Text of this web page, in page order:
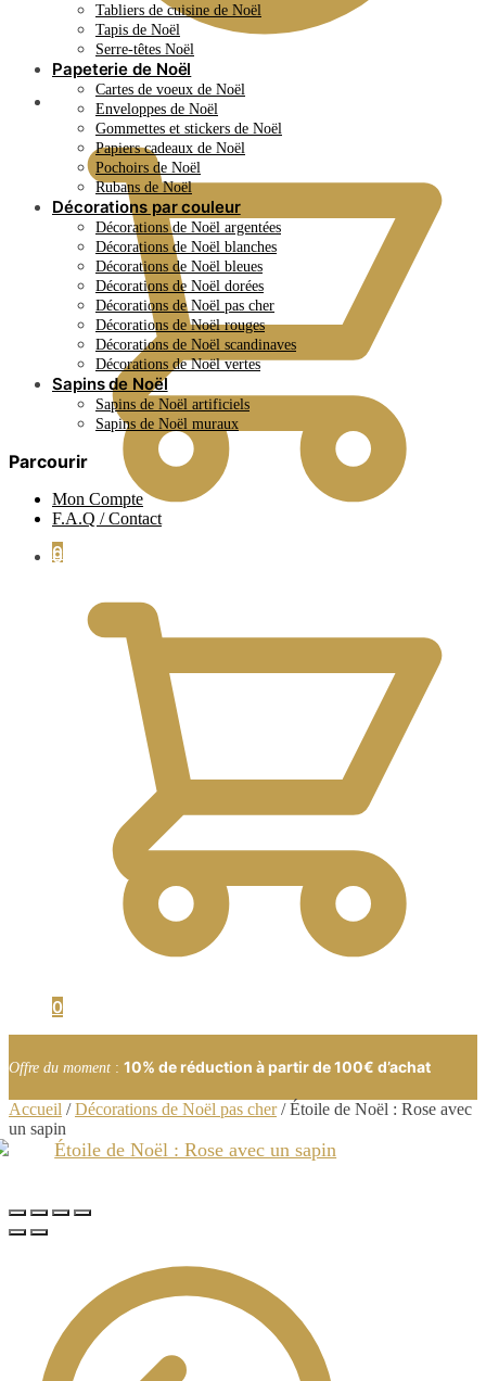
0.00 €
0
Tabliers de cuisine de Noël
Tapis de Noël
Serre-têtes Noël
Papeterie de Noël
Cartes de voeux de Noël
Enveloppes de Noël
Gommettes et stickers de Noël
Papiers cadeaux de Noël
Pochoirs de Noël
Rubans de Noël
Décorations par couleur
Décorations de Noël argentées
Décorations de Noël blanches
Décorations de Noël bleues
Décorations de Noël dorées
Décorations de Noël pas cher
Décorations de Noël rouges
Décorations de Noël scandinaves
Décorations de Noël vertes
Sapins de Noël
Sapins de Noël artificiels
Sapins de Noël muraux
Parcourir
Mon Compte
F.A.Q / Contact
0.00
0
Offre du moment : 10% de réduction à partir de 100€ d’achat
Accueil /Décorations de Noël pas cher/Étoile de Noël : Rose avec
un sapin